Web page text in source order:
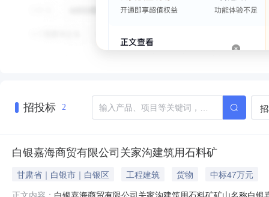
招投标 2
白银嘉海商贸有限公司关家沟建筑用石料矿
甘肃省｜白银市｜白银区 工程建筑 货物
中标47万元
白银嘉海商贸有限公司关家沟建筑用石料矿矿山名称白